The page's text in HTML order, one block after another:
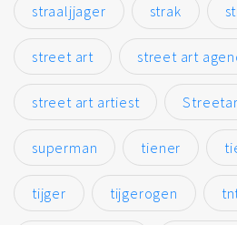
straaljjager strak
street art street art
street art artiest
superman tiener
tijger tijgerogen